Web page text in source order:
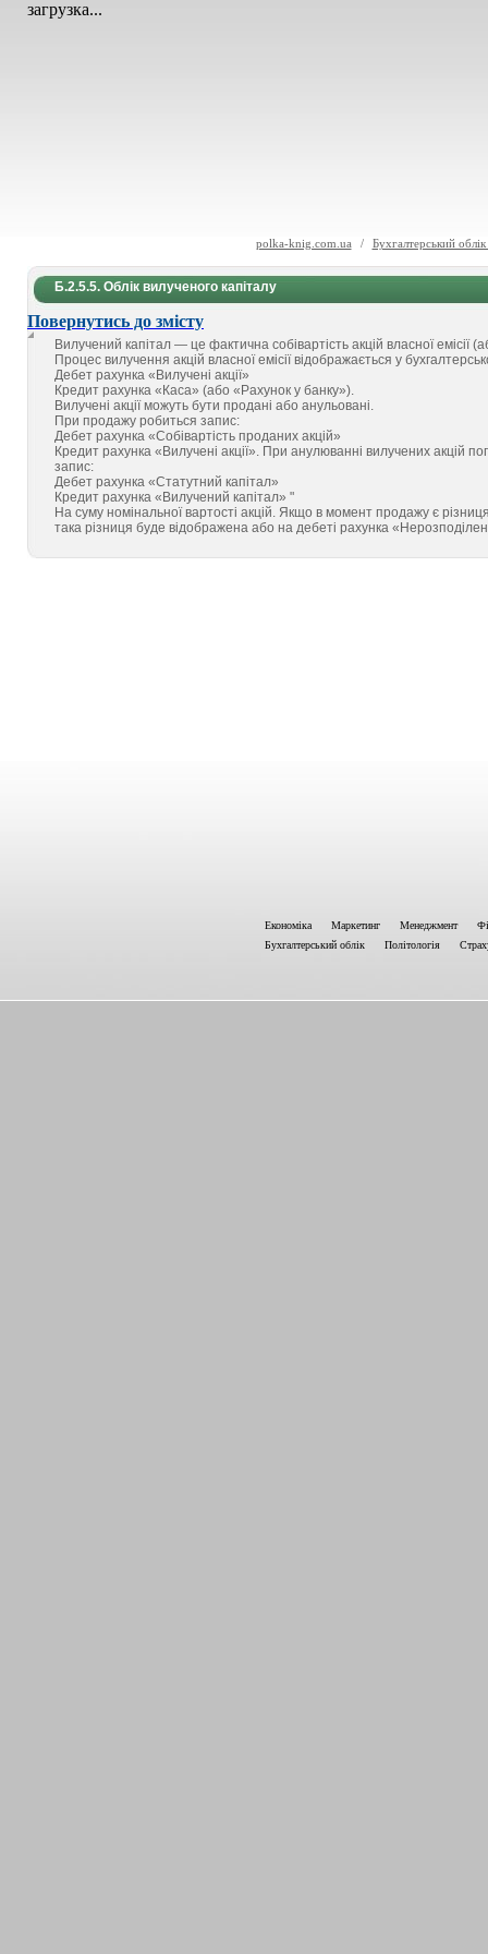
загрузка...
polka-knig.com.ua / Бухгалтерський
Б.2.5.5. Облік вилученого капіталу
Повернутись до змісту
Вилучений капітал — це фактична собівартість акцій власної емісії
Процес вилучення акцій власної емісії відображається у
Дебет рахунка «Вилучені акції»
Кредит рахунка «Каса» (або «Рахунок у банку»).
Вилучені акції можуть бути продані або анульовані.
При продажу робиться запис:
Дебет рахунка «Собівартість проданих акцій»
Кредит рахунка «Вилучені акції». При анулюванні вилучених акцій
запис:
Дебет рахунка «Статутний капітал»
Кредит рахунка «Вилучений капітал» "
На суму номінальної вартості акцій. Якщо в момент продажу є
така різниця буде відображена або на дебеті рахунка
Економіка Маркетинг Менеджмент
Бухгалтерський облік
Політологія